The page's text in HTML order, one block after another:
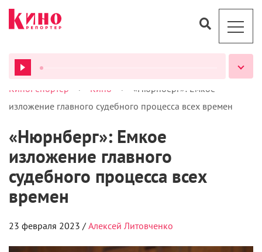
ВСЕ ПОДКАСТЫ
КиноРепортер > Кино >
«Нюрнберг»: Емкое
изложение главного судебного процесса всех времен
«Нюрнберг»: Емкое
изложение главного
судебного процесса всех
времен
23 февраля 2023 / Алексей Литовченко